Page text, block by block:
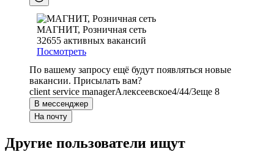
МАГНИТ, Розничная сеть
32655 активных вакансий
Посмотреть
По вашему запросу ещё будут появляться новые
вакансии. Присылать вам?
client service managerАлексеевское4/44/3еще 8
В мессенджер
На почту
Другие пользователи ищут